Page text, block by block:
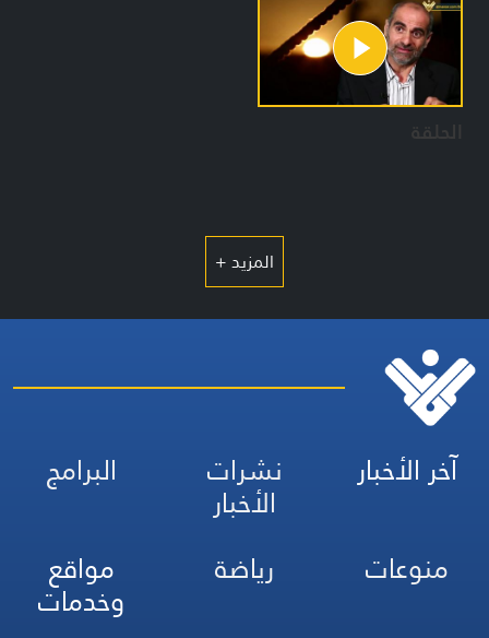
الحلقة
المزيد +
آخر الأخبار نشرات
الأخبار
البرامج
منوعات
رياضة مواقع
وخدمات